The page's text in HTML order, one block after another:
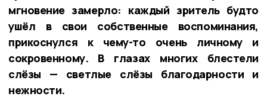
мгновение замерло: каждый зритель будто
ушёл в свои собственные воспоминания,
прикоснулся к чему-то очень личному и
сокровенному. В глазах многих блестели
слёзы — светлые слёзы благодарности и
нежности.